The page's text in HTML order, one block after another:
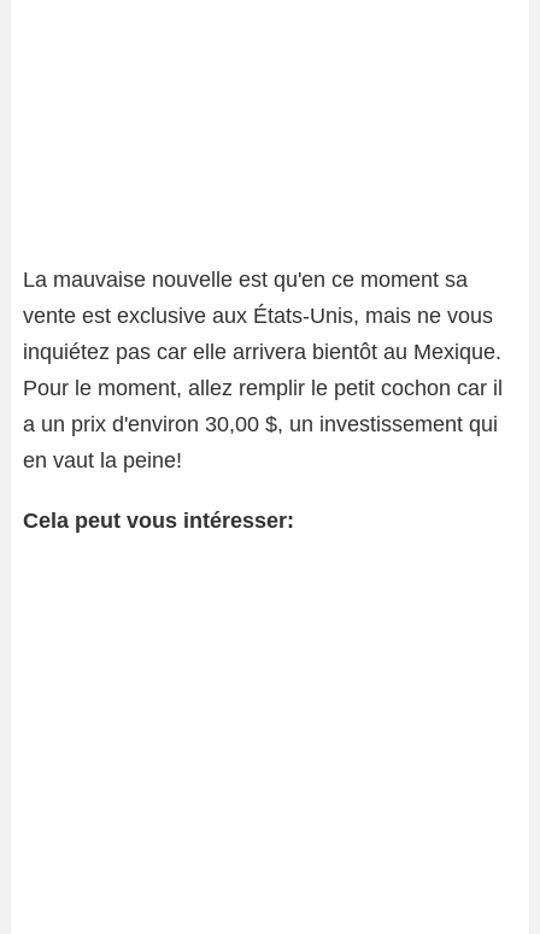
La mauvaise nouvelle est qu'en ce moment sa
vente est exclusive aux États-Unis, mais ne vous
inquiétez pas car elle arrivera bientôt au Mexique.
Pour le moment, allez remplir le petit cochon car il
a un prix d'environ 30,00 $, un investissement qui
en vaut la peine!
Cela peut vous intéresser: